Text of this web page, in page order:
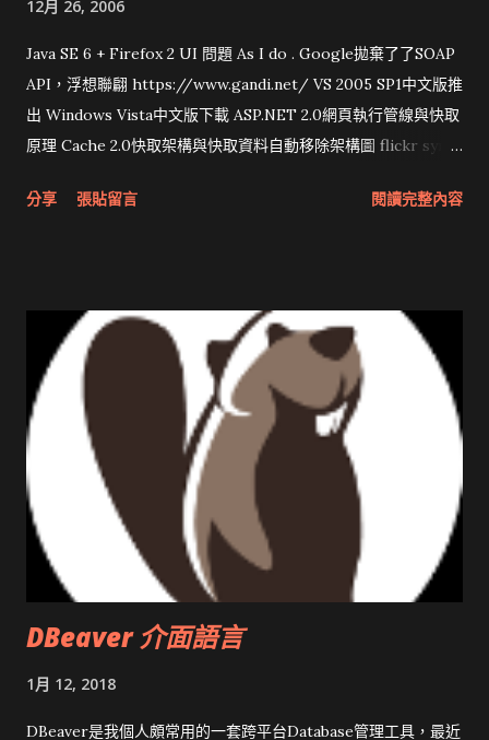
12月 26, 2006
Java SE 6 + Firefox 2 UI 問題 As I do . Google拋棄了了SOAP
API，浮想聯翩 https://www.gandi.net/ VS 2005 SP1中文版推
出 Windows Vista中文版下載 ASP.NET 2.0網頁執行管線與快取
原理 Cache 2.0快取架構與快取資料自動移除架構圖 flickr sync
圖治推動改革 Wait and see 國內某SOC疑遭駭客入侵 大砲開講
分享 張貼留言 閱讀完整內容
DBeaver 介面語言
1月 12, 2018
DBeaver是我個人頗常用的一套跨平台Database管理工具，最近